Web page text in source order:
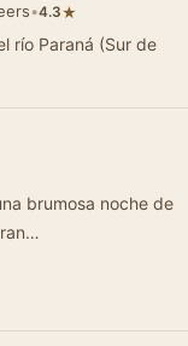
•4.3★
río Paraná (Sur de
de
y las grietas alquitran…